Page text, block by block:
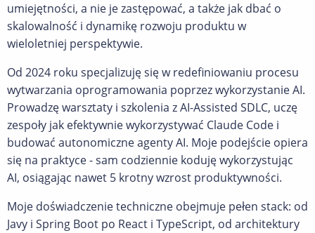
umiejętności, a nie je zastępować, a także jak dbać o
skalowalność i dynamikę rozwoju produktu w
wieloletniej perspektywie.
Od 2024 roku specjalizuję się w redefiniowaniu procesu
wytwarzania oprogramowania poprzez wykorzystanie AI.
Prowadzę warsztaty i szkolenia z AI-Assisted SDLC, uczę
zespoły jak efektywnie wykorzystywać Claude Code i
budować autonomiczne agenty AI. Moje podejście opiera
się na praktyce - sam codziennie koduję wykorzystując
AI, osiągając nawet 5 krotny wzrost produktywności.
Moje doświadczenie techniczne obejmuje pełen stack: od
Javy i Spring Boot po React i TypeScript, od architektury